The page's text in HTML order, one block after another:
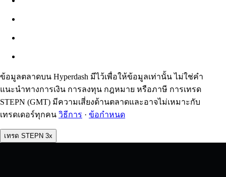
ข้อมูลตลาดบน Hyperdash มีไว้เพื่อให้ข้อมูลเท่านั้น ไม่ใช่คำ
แนะนำทางการเงิน การลงทุน กฎหมาย หรือภาษี การเทรด
STEPN (GMT) มีความเสี่ยงด้านตลาดและอาจไม่เหมาะกับ
เทรดเดอร์ทุกคน วิธีการ · ข้อกำหนด
เทรด STEPN 3x